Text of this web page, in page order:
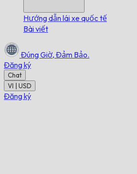
Hướng dẫn lái xe quốc tế
Bài viết
Đúng Giờ, Đảm Bảo.
Đăng ký
Chat
VI | USD
Đăng ký